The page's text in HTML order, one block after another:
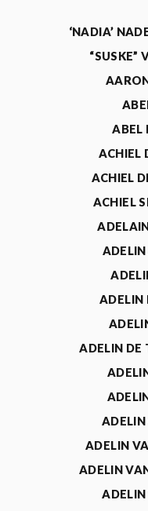
‘NADIA’
“SUSKE”
ABEL
ACHIEL
ACHIEL
ACHIEL
ADELIN
ADELIN DE
ADELIN
ADELIN
ADELIN
ADELIN